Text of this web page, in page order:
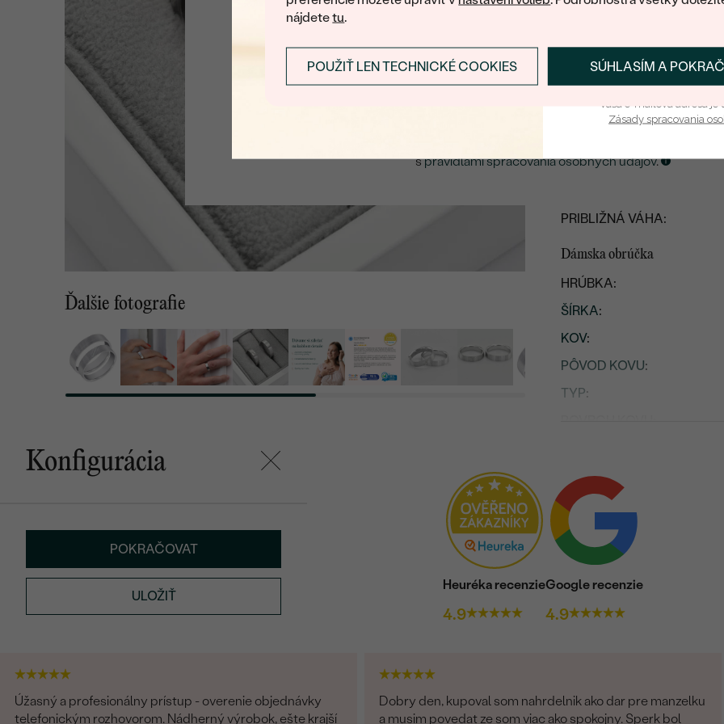
nájdetetu.
SÚHLASÍM A
POUŽIŤ LEN TECHNICKÉ COOKIES
Ďalšie fotografie
TYP:
PRIBLIŽNÁ VÁHA:
Dámska obrúčka
HRÚBKA:
ŠÍRKA:
KOV:
PÔVOD KOVU:
TYP:
Osadený drahokam
DRUH:
POČET:
KARÁTOVÁ VÁHA
ROZMERY:
ČISTOTA
BRUS:
Konfigurácia
POKRAČOVAT
ULOŽIŤ
Heuréka recenzie
4.9
Google recenzie
4.9
Úžasný a profesionálny prístup - overenie objednávky
telefonickým rozhovorom. Nádherný výrobok, ešte krajší
Dobry den, kupoval som nahrdelnik ako dar pre manzelku
a musim povedat ze som viac ako spokojny. Sperk bol
ZASLAŤ UPOZORNENIE NA TENTO
spravidlami spracovania osobných údajov.
Prihlásiť sa a
Vaša e-mailová adresa je
Zásady spracovania